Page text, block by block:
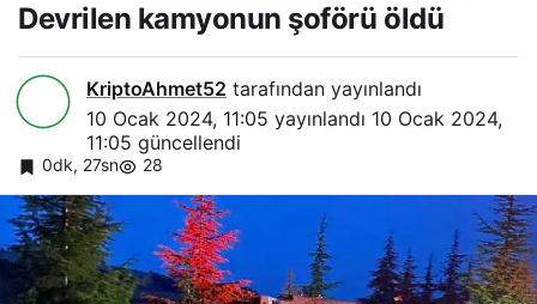
Devrilen kamyonun şoförü öldü
KriptoAhmet52 tarafından yayınlandı
10 Ocak 2024, 11:05 yayınlandı 10 Ocak 2024,
11:05 güncellendi
0dk, 27sn 28